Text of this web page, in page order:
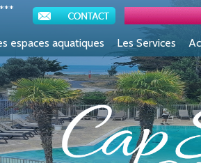
espaces aquatiques Les Services